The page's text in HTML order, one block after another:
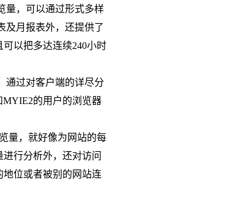
量，可以通过形式多样
及月报表外，还提供了
以把多达连续240小时
通过对客户端的详尽分
的用户的浏览器
量，就好像为网站的每
行分析外，还对访问
位或者被别的网站连